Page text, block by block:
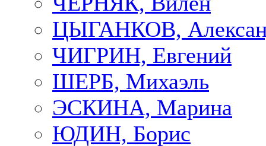
ЦЫГАНКОВ,
ЧИГРИН, Евгений
ШЕРБ, Михаэль
ЭСКИНА, Марина
ЮДИН, Борис